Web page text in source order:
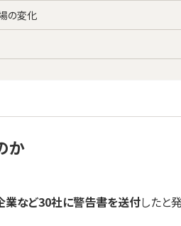
の変化
か
業など30社に警告書を送付したと